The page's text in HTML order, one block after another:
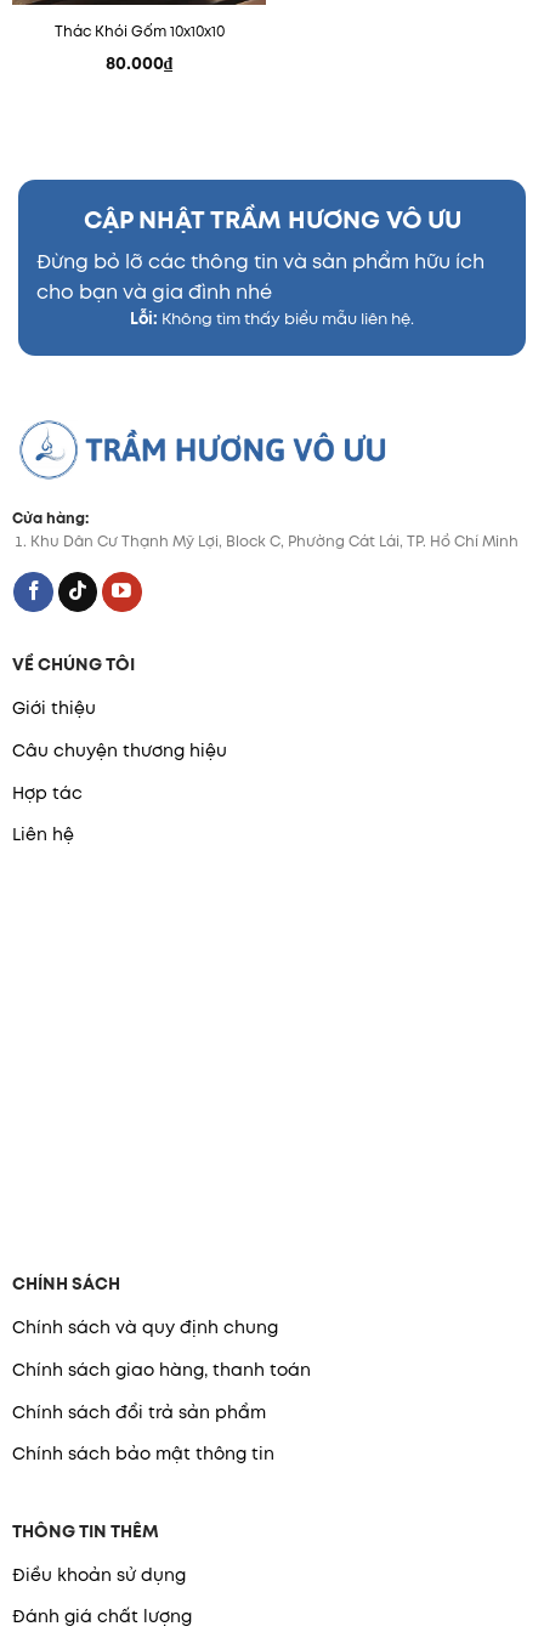
Thác Khói Gốm 10x10x10
80.000₫
CẬP NHẬT TRẦM HƯƠNG VÔ ƯU
Đừng bỏ lỡ các thông tin và sản phẩm hữu ích
cho bạn và gia đình nhé
Lỗi: Không tìm thấy biểu mẫu liên hệ.
Cửa hàng:
Khu Dân Cư Thạnh Mỹ Lợi, Block C, Phường Cát Lái, TP. Hồ Chí Minh
VỀ CHÚNG TÔI
Giới thiệu
Câu chuyện thương hiệu
Hợp tác
Liên hệ
CHÍNH SÁCH
Chính sách và quy định chung
Chính sách giao hàng, thanh toán
Chính sách đổi trả sản phẩm
Chính sách bảo mật thông tin
THÔNG TIN THÊM
Điều khoản sử dụng
Đánh giá chất lượng